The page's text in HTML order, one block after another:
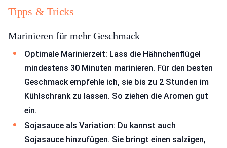
Tipps & Tricks
Marinieren für mehr Geschmack
Optimale Marinierzeit: Lass die Hähnchenflügel
mindestens 30 Minuten marinieren. Für den besten
Geschmack empfehle ich, sie bis zu 2 Stunden im
Kühlschrank zu lassen. So ziehen die Aromen gut
ein.
Sojasauce als Variation: Du kannst auch
Sojasauce hinzufügen. Sie bringt einen salzigen,